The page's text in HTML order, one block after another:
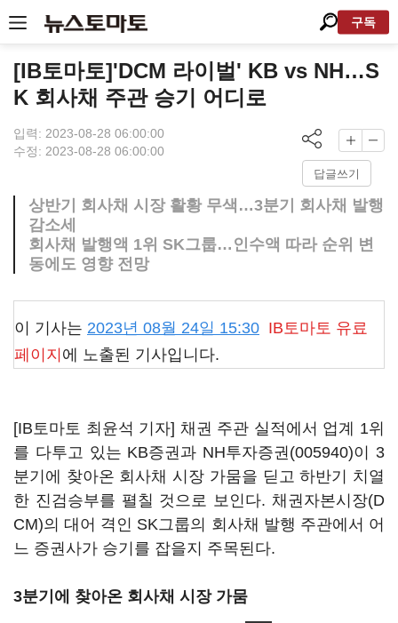
구독
[IB토마토]'DCM 라이벌' KB vs NH…S
K 회사채 주관 승기 어디로
입력: 2023-08-28 06:00:00
수정: 2023-08-28 06:00:00
답글쓰기
상반기 회사채 시장 활황 무색…3분기 회사채 발행
감소세
회사채 발행액 1위 SK그룹…인수액 따라 순위 변
동에도 영향 전망
이 기사는 2023년 08월 24일 15:30 IB토마토 유료
페이지 에 노출된 기사입니다.
[IB토마토 최윤석 기자] 채권 주관 실적에서 업계 1위
를 다투고 있는 KB증권과 NH투자증권(005940)이 3
분기에 찾아온 회사채 시장 가뭄을 딛고 하반기 치열
한 진검승부를 펼칠 것으로 보인다. 채권자본시장(D
CM)의 대어 격인 SK그룹의 회사채 발행 주관에서 어
느 증권사가 승기를 잡을지 주목된다.
3분기에 찾아온 회사채 시장 가뭄